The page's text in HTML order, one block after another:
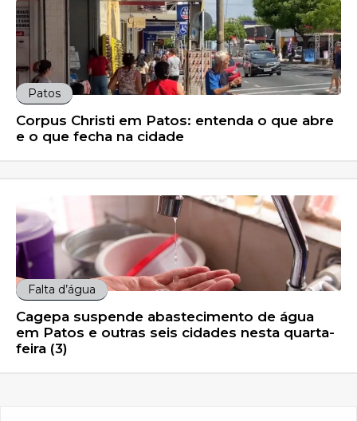
Patos
Corpus Christi em Patos: entenda o que abre
e o que fecha na cidade
Falta d’água
Cagepa suspende abastecimento de água
em Patos e outras seis cidades nesta quarta-
feira (3)